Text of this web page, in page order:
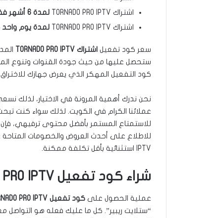
اشتراك TORNADO PRO IPTV
لمدة 6 أشهر فقط
اشتراك TORNADO PRO IPTV
لمدة يوم
سعر كود تفعيل اشتراك TORNADO PRO IPTV
ستحصل عليها من حيث جودة القنوات وتنوع
كود التفعيل المهكر الذي يعرض جهازك للاختراق.
نحن ندرك أهمية المرونة في الاختيار، لذلك
عملائنا الكرام في الكويت. لذلك سواء كنت
للاستمتاع المستمر بأفضل محتوى ترفيهي، فإن
للاطلاع على أحدث العروض والخصومات
IPTV استثنائية بأقل تكلفة ممكنة.
شراء كود تفعيل TORNADO PRO IPTV مدفوع الكويت
عملية الحصول على كود تفعيل TORNADO PRO IPTV مدفوع في الكويت
“ستلايت ريبير”. كل ما عليك فعله هو التواصل